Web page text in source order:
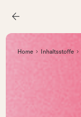
arrow_back
Home Inhaltsstoffe